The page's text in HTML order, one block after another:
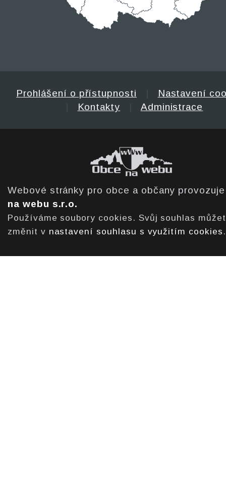
Prohlášení o přístupnosti
Nastavení
Kontakty Administrace
Webové stránky pro obce a občany
na webu s.r.o.
Používáme soubory cookies. Svůj souhlas
změnit v nastavení souhlasu s využitím cookies .